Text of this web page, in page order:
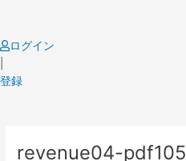
content
ログイン
登録
revenue04-pdf105
navigation